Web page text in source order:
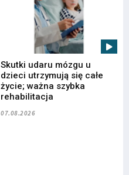
Skutki udaru mózgu u
dzieci utrzymują się całe
życie; ważna szybka
rehabilitacja
07.08.2026